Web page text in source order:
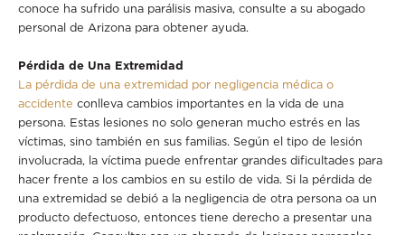
conoce ha sufrido una parálisis masiva, consulte a su abogado
personal de Arizona para obtener ayuda.
Pérdida de Una Extremidad
La pérdida de una extremidad por negligencia médica o
accidente conlleva cambios importantes en la vida de una
persona. Estas lesiones no solo generan mucho estrés en las
víctimas, sino también en sus familias. Según el tipo de lesión
involucrada, la víctima puede enfrentar grandes dificultades para
hacer frente a los cambios en su estilo de vida. Si la pérdida de
una extremidad se debió a la negligencia de otra persona oa un
producto defectuoso, entonces tiene derecho a presentar una